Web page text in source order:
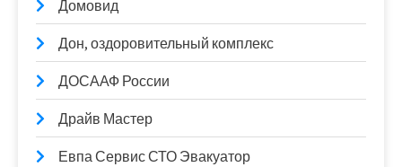
Домовид
Дон, оздоровительный комплекс
ДОСААФ России
Драйв Мастер
Евпа Сервис СТО Эвакуатор